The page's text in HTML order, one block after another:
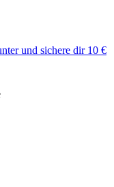
und sichere dir 10 €